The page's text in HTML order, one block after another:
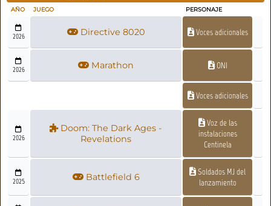
AÑO JUEGO PERSONAJE
2026 Directive 8020 Voces adicionales
2026 Marathon ONI
Voces adicionales
2026
Doom: The Dark Ages -
Revelations
Voz de las
instalaciones
Centinela
2025 Battlefield 6
Soldados MJ del
lanzamiento